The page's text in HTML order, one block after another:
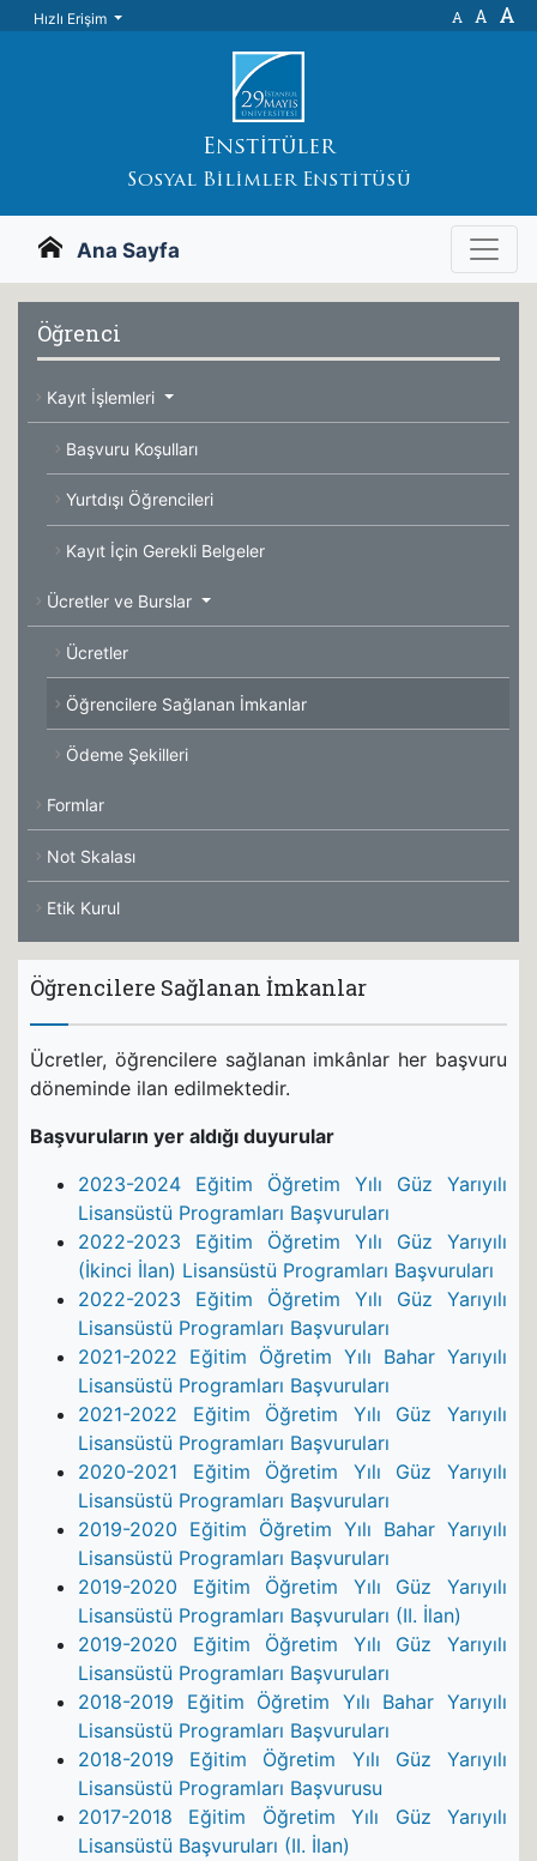
Hızlı Erişim A A A
Enstitüler
Sosyal Bilimler Enstitüsü
Ana Sayfa
Öğrenci
Kayıt İşlemleri
Başvuru Koşulları
Yurtdışı Öğrencileri
Kayıt İçin Gerekli Belgeler
Ücretler ve Burslar
Ücretler
Öğrencilere Sağlanan İmkanlar
Ödeme Şekilleri
Formlar
Not Skalası
Etik Kurul
Öğrencilere Sağlanan İmkanlar
Ücretler, öğrencilere sağlanan imkânlar her başvuru
döneminde ilan edilmektedir.
Başvuruların yer aldığı duyurular
2023-2024 Eğitim Öğretim Yılı Güz Yarıyılı
Lisansüstü Programları Başvuruları
2022-2023 Eğitim Öğretim Yılı Güz Yarıyılı
(İkinci İlan) Lisansüstü Programları Başvuruları
2022-2023 Eğitim Öğretim Yılı Güz Yarıyılı
Lisansüstü Programları Başvuruları
2021-2022 Eğitim Öğretim Yılı Bahar Yarıyılı
Lisansüstü Programları Başvuruları
2021-2022 Eğitim Öğretim Yılı Güz Yarıyılı
Lisansüstü Programları Başvuruları
2020-2021 Eğitim Öğretim Yılı Güz Yarıyılı
Lisansüstü Programları Başvuruları
2019-2020 Eğitim Öğretim Yılı Bahar Yarıyılı
Lisansüstü Programları Başvuruları
2019-2020 Eğitim Öğretim Yılı Güz Yarıyılı
Lisansüstü Programları Başvuruları (II. İlan)
2019-2020 Eğitim Öğretim Yılı Güz Yarıyılı
Lisansüstü Programları Başvuruları
2018-2019 Eğitim Öğretim Yılı Bahar Yarıyılı
Lisansüstü Programları Başvuruları
2018-2019 Eğitim Öğretim Yılı Güz Yarıyılı
Lisansüstü Programları Başvurusu
2017-2018 Eğitim Öğretim Yılı Güz Yarıyılı
Lisansüstü Başvuruları (II. İlan)